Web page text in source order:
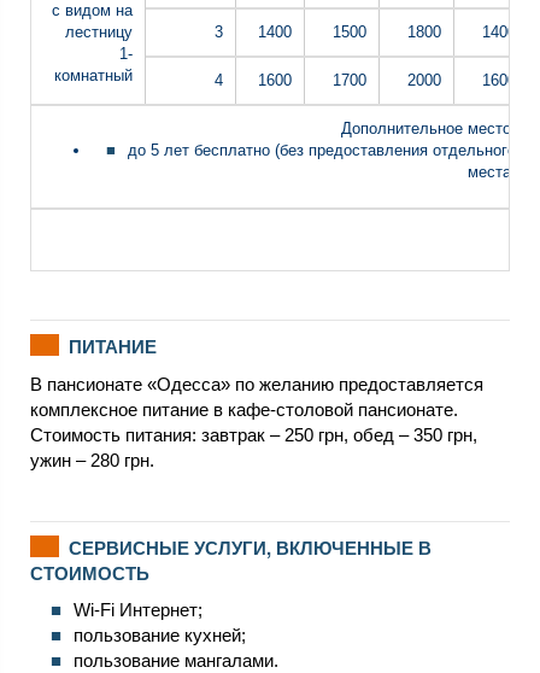
с видом на
лестницу
1-
комнатный
3 1400 1500 1800 1400
4 1600 1700 2000 1600
Дополнительное место:
до 5 лет бесплатно (без предоставления отдельного
места)
ПИТАНИЕ
В пансионате «Одесса» по желанию предоставляется
комплексное питание в кафе-столовой пансионате.
Стоимость питания: завтрак – 250 грн, обед – 350 грн,
ужин – 280 грн.
СЕРВИСНЫЕ УСЛУГИ, ВКЛЮЧЕННЫЕ В
СТОИМОСТЬ
Wi-Fi Интернет;
пользование кухней;
пользование мангалами.